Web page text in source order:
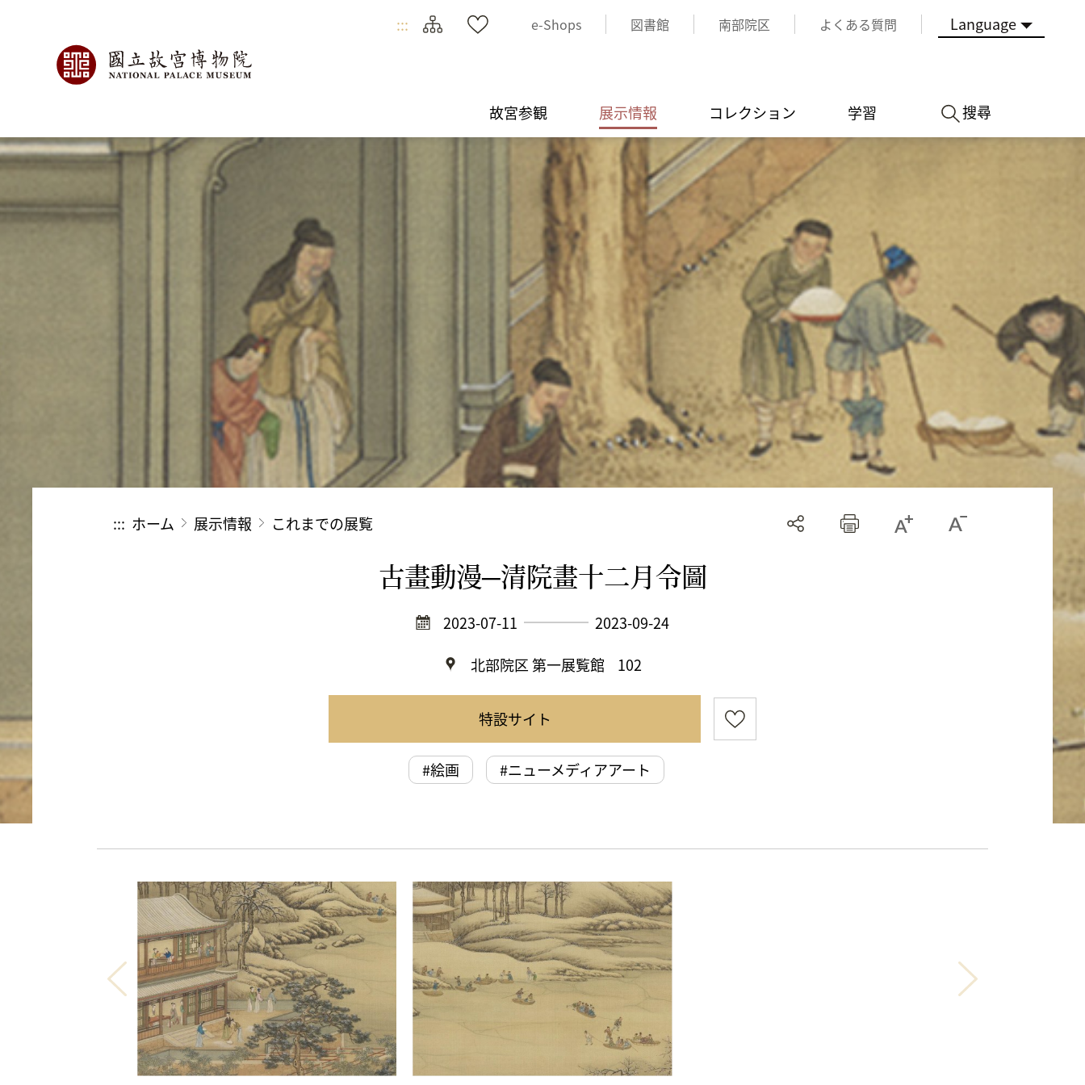
::: e-Shops 図書館 南部院区 よくある質問 Language
故宮参観 展示情報 コレクション 学習 搜尋
::: ホーム 展示情報 これまでの展覧
古畫動漫─清院畫十二月令圖
2023-07-11
2023-09-24
北部院区 第一展覧館
102
特設サイト
#絵画 #ニューメディアアート